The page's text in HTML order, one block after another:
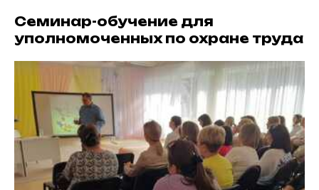
Семинар-обучение для
уполномоченных по охране труда